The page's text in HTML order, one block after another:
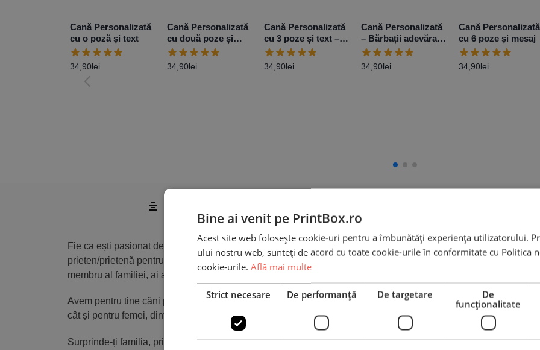
Cană Personalizată
cu o poză și text
34,90lei
Cană Personalizată
cu două poze și
mesaj
34,90lei
Cană Personalizată
cu 3 poze și text –
Model 2
34,90lei
Cană Personalizată
– Bărbații adevărați
conduc BMW
34,90lei
Cană Personalizată
cu 6 poze și mesaj
34,90lei
Fie ca ești pasionat de mașini, fie că ești doar în căutarea unui cadou perfect pentru acel
prieten/prietenă pentru care autoturismul din dotare nu este doar o necesitate ci un
membru al familiei, ai ajuns exact unde trebuie.
Avem pentru tine căni personalizate cu orice marcă auto, potrivite atât pentru bărbați
cât și pentru femei, dintre care îl poți alege pe cel dorit.
Surprinde-ți familia, prietenii, iubitul/iubita, colegii, sau de ce nu, chiar pe tine adăugând un
Bine ai venit pe PrintBox.ro
Acest site web folosește cookie-uri pentru a îmbunătăți experiența utilizatorului.
ului nostru web, sunteți de acord cu toate cookie-urile în conformitate cu Politica
cookie-urile. Află mai multe
Strict necesare De performanță De targetare
De
funcţionalitate